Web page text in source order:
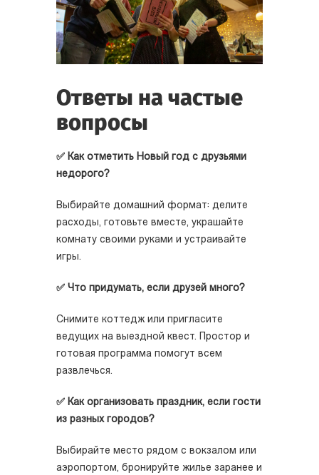
Ответы на частые
вопросы
✅ Как отметить Новый год с друзьями
недорого?
Выбирайте домашний формат: делите
расходы, готовьте вместе, украшайте
комнату своими руками и устраивайте
игры.
✅ Что придумать, если друзей много?
Снимите коттедж или пригласите
ведущих на выездной квест. Простор и
готовая программа помогут всем
развлечься.
✅ Как организовать праздник, если гости
из разных городов?
Выбирайте место рядом с вокзалом или
аэропортом, бронируйте жилье заранее и